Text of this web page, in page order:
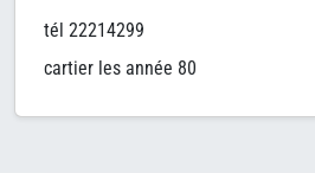
tél 22214299
cartier les année 80